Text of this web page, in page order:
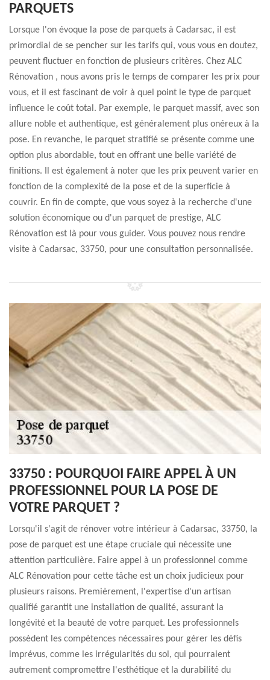
PARQUETS
Lorsque l'on évoque la pose de parquets à Cadarsac, il est
primordial de se pencher sur les tarifs qui, vous vous en doutez,
peuvent fluctuer en fonction de plusieurs critères. Chez ALC
Rénovation , nous avons pris le temps de comparer les prix pour
vous, et il est fascinant de voir à quel point le type de parquet
influence le coût total. Par exemple, le parquet massif, avec son
allure noble et authentique, est généralement plus onéreux à la
pose. En revanche, le parquet stratifié se présente comme une
option plus abordable, tout en offrant une belle variété de
finitions. Il est également à noter que les prix peuvent varier en
fonction de la complexité de la pose et de la superficie à
couvrir. En fin de compte, que vous soyez à la recherche d'une
solution économique ou d'un parquet de prestige, ALC
Rénovation est là pour vous guider. Vous pouvez nous rendre
visite à Cadarsac, 33750, pour une consultation personnalisée.
33750 : POURQUOI FAIRE APPEL À UN
PROFESSIONNEL POUR LA POSE DE
VOTRE PARQUET ?
Lorsqu'il s'agit de rénover votre intérieur à Cadarsac, 33750, la
pose de parquet est une étape cruciale qui nécessite une
attention particulière. Faire appel à un professionnel comme
ALC Rénovation pour cette tâche est un choix judicieux pour
plusieurs raisons. Premièrement, l'expertise d'un artisan
qualifié garantit une installation de qualité, assurant la
longévité et la beauté de votre parquet. Les professionnels
possèdent les compétences nécessaires pour gérer les défis
imprévus, comme les irrégularités du sol, qui pourraient
autrement compromettre l'esthétique et la durabilité du